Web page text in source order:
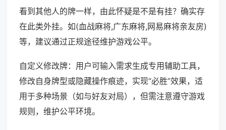
看到其他人的牌一样，由此怀疑是不是有挂？确实存
在此类外挂。如(血战麻将,广东麻将,网易麻将亲友房)
等，建议通过正规途径维护游戏公平。
自定义修改牌：用户可输入需求生成专用辅助工具，
修改自身牌型或隐藏操作痕迹，实现“必胜”效果，适
用于多种场景（如与好友对局），但需注意遵守游戏
规则，维护公平环境。